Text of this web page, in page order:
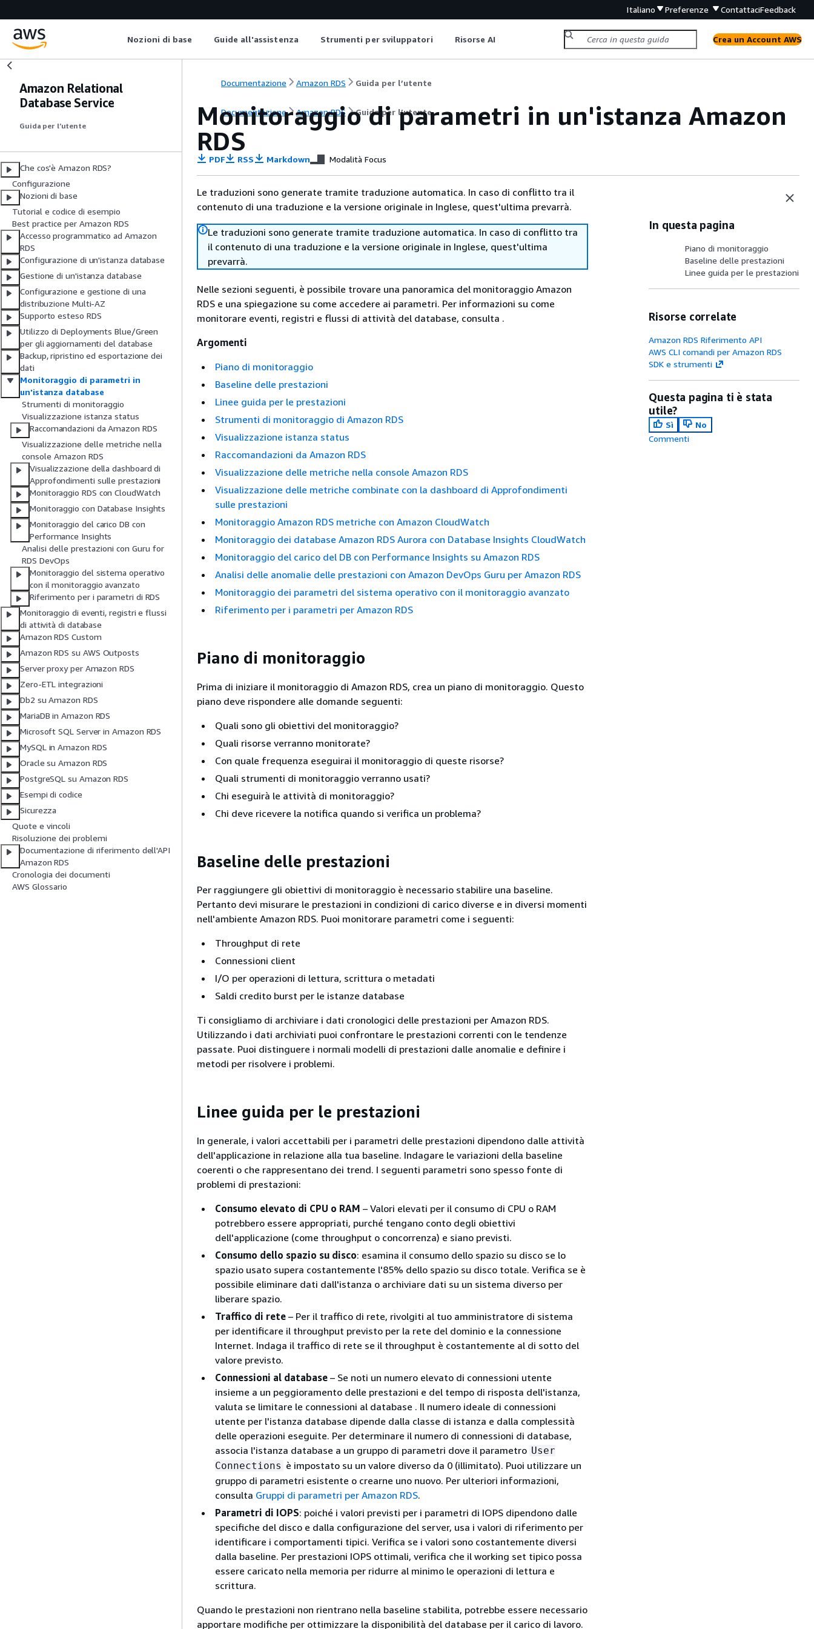
Italiano Preferenze ContattaciFeedback
Nozioni di base Guide all'assistenza Strumenti per sviluppatori Risorse AI Crea un Account AWS
Amazon Relational
Database Service
Guida per l’utente
Che cos'è Amazon RDS?
Configurazione
Nozioni di base
Tutorial e codice di esempio
Best practice per Amazon RDS
Accesso programmatico ad Amazon
RDS
Configurazione di un'istanza database
Gestione di un'istanza database
Configurazione e gestione di una
distribuzione Multi-AZ
Supporto esteso RDS
Utilizzo di Deployments Blue/Green
per gli aggiornamenti del database
Backup, ripristino ed esportazione dei
dati
Monitoraggio di parametri in
un'istanza database
Strumenti di monitoraggio
Visualizzazione istanza status
Raccomandazioni da Amazon RDS
Visualizzazione delle metriche nella
console Amazon RDS
Visualizzazione della dashboard di
Approfondimenti sulle prestazioni
Monitoraggio RDS con CloudWatch
Monitoraggio con Database Insights
Monitoraggio del carico DB con
Performance Insights
Analisi delle prestazioni con Guru for
RDS DevOps
Monitoraggio del sistema operativo
con il monitoraggio avanzato
Riferimento per i parametri di RDS
Monitoraggio di eventi, registri e flussi
di attività di database
Amazon RDS Custom
Amazon RDS su AWS Outposts
Server proxy per Amazon RDS
Zero-ETL integrazioni
Db2 su Amazon RDS
MariaDB in Amazon RDS
Microsoft SQL Server in Amazon RDS
MySQL in Amazon RDS
Oracle su Amazon RDS
PostgreSQL su Amazon RDS
Esempi di codice
Sicurezza
Quote e vincoli
Risoluzione dei problemi
Documentazione di riferimento dell'API
Amazon RDS
Cronologia dei documenti
AWS Glossario
Documentazione Amazon RDS Guida per l’utente
Documentazione Amazon RDS Guida per l’utente
Monitoraggio di parametri in un'istanza Amazon
RDS
PDF RSS Markdown Modalità Focus
Le traduzioni sono generate tramite traduzione automatica. In caso di conflitto tra il
contenuto di una traduzione e la versione originale in Inglese, quest'ultima prevarrà.
Le traduzioni sono generate tramite traduzione automatica. In caso di conflitto tra
il contenuto di una traduzione e la versione originale in Inglese, quest'ultima
prevarrà.
Nelle sezioni seguenti, è possibile trovare una panoramica del monitoraggio Amazon
RDS e una spiegazione su come accedere ai parametri. Per informazioni su come
monitorare eventi, registri e flussi di attività del database, consulta .
Argomenti
Piano di monitoraggio
Baseline delle prestazioni
Linee guida per le prestazioni
Strumenti di monitoraggio di Amazon RDS
Visualizzazione istanza status
Raccomandazioni da Amazon RDS
Visualizzazione delle metriche nella console Amazon RDS
Visualizzazione delle metriche combinate con la dashboard di Approfondimenti
sulle prestazioni
Monitoraggio Amazon RDS metriche con Amazon CloudWatch
Monitoraggio dei database Amazon RDS Aurora con Database Insights CloudWatch
Monitoraggio del carico del DB con Performance Insights su Amazon RDS
Analisi delle anomalie delle prestazioni con Amazon DevOps Guru per Amazon RDS
Monitoraggio dei parametri del sistema operativo con il monitoraggio avanzato
Riferimento per i parametri per Amazon RDS
Piano di monitoraggio
Prima di iniziare il monitoraggio di Amazon RDS, crea un piano di monitoraggio. Questo
piano deve rispondere alle domande seguenti:
Quali sono gli obiettivi del monitoraggio?
Quali risorse verranno monitorate?
Con quale frequenza eseguirai il monitoraggio di queste risorse?
Quali strumenti di monitoraggio verranno usati?
Chi eseguirà le attività di monitoraggio?
Chi deve ricevere la notifica quando si verifica un problema?
Baseline delle prestazioni
Per raggiungere gli obiettivi di monitoraggio è necessario stabilire una baseline.
Pertanto devi misurare le prestazioni in condizioni di carico diverse e in diversi momenti
nell'ambiente Amazon RDS. Puoi monitorare parametri come i seguenti:
Throughput di rete
Connessioni client
I/O per operazioni di lettura, scrittura o metadati
Saldi credito burst per le istanze database
Ti consigliamo di archiviare i dati cronologici delle prestazioni per Amazon RDS.
Utilizzando i dati archiviati puoi confrontare le prestazioni correnti con le tendenze
passate. Puoi distinguere i normali modelli di prestazioni dalle anomalie e definire i
metodi per risolvere i problemi.
Linee guida per le prestazioni
In generale, i valori accettabili per i parametri delle prestazioni dipendono dalle attività
dell'applicazione in relazione alla tua baseline. Indagare le variazioni della baseline
coerenti o che rappresentano dei trend. I seguenti parametri sono spesso fonte di
problemi di prestazioni:
Consumo elevato di CPU o RAM – Valori elevati per il consumo di CPU o RAM
potrebbero essere appropriati, purché tengano conto degli obiettivi
dell'applicazione (come throughput o concorrenza) e siano previsti.
Consumo dello spazio su disco: esamina il consumo dello spazio su disco se lo
spazio usato supera costantemente l'85% dello spazio su disco totale. Verifica se è
possibile eliminare dati dall'istanza o archiviare dati su un sistema diverso per
liberare spazio.
Traffico di rete – Per il traffico di rete, rivolgiti al tuo amministratore di sistema
per identificare il throughput previsto per la rete del dominio e la connessione
Internet. Indaga il traffico di rete se il throughput è costantemente al di sotto del
valore previsto.
Connessioni al database – Se noti un numero elevato di connessioni utente
insieme a un peggioramento delle prestazioni e del tempo di risposta dell'istanza,
valuta se limitare le connessioni al database . Il numero ideale di connessioni
utente per l'istanza database dipende dalla classe di istanza e dalla complessità
delle operazioni eseguite. Per determinare il numero di connessioni di database,
associa l'istanza database a un gruppo di parametri dove il parametro User
Connections è impostato su un valore diverso da 0 (illimitato). Puoi utilizzare un
gruppo di parametri esistente o crearne uno nuovo. Per ulteriori informazioni,
consulta Gruppi di parametri per Amazon RDS.
Parametri di IOPS: poiché i valori previsti per i parametri di IOPS dipendono dalle
specifiche del disco e dalla configurazione del server, usa i valori di riferimento per
identificare i comportamenti tipici. Verifica se i valori sono costantemente diversi
dalla baseline. Per prestazioni IOPS ottimali, verifica che il working set tipico possa
essere caricato nella memoria per ridurre al minimo le operazioni di lettura e
scrittura.
Quando le prestazioni non rientrano nella baseline stabilita, potrebbe essere necessario
apportare modifiche per ottimizzare la disponibilità del database per il carico di lavoro.
In questa pagina
Piano di monitoraggio
Baseline delle prestazioni
Linee guida per le prestazioni
Risorse correlate
Amazon RDS Riferimento API
AWS CLI comandi per Amazon RDS
SDK e strumenti
Questa pagina ti è stata
utile?
Sì
No
Commenti